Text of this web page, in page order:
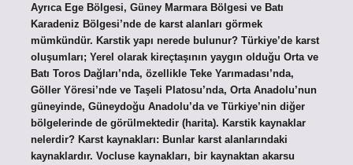
Ayrıca Ege Bölgesi, Güney Marmara Bölgesi ve Batı
Karadeniz Bölgesi’nde de karst alanları görmek
mümkündür. Karstik yapı nerede bulunur? Türkiye’de karst
oluşumları; Yerel olarak kireçtaşının yaygın olduğu Orta ve
Batı Toros Dağları’nda, özellikle Teke Yarımadası’nda,
Göller Yöresi’nde ve Taşeli Platosu’nda, Orta Anadolu’nun
güneyinde, Güneydoğu Anadolu’da ve Türkiye’nin diğer
bölgelerinde de görülmektedir (harita). Karstik kaynaklar
nelerdir? Karst kaynakları: Bunlar karst alanlarındaki
kaynaklardır. Vocluse kaynakları, bir kaynaktan akarsu